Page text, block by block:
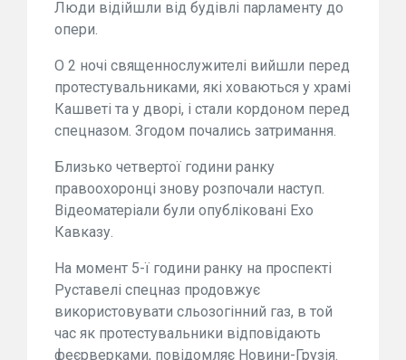
Люди відійшли від будівлі парламенту до
опери.
О 2 ночі священнослужителі вийшли перед
протестувальниками, які ховаються у храмі
Кашветі та у дворі, і стали кордоном перед
спецназом. Згодом почались затримання.
Близько четвертої години ранку
правоохоронці знову розпочали наступ.
Відеоматеріали були опубліковані Ехо
Кавказу.
На момент 5-ї години ранку на проспекті
Руставелі спецназ продовжує
використовувати сльозогінний газ, в той
час як протестувальники відповідають
феєрверками, повідомляє Новини-Грузія.